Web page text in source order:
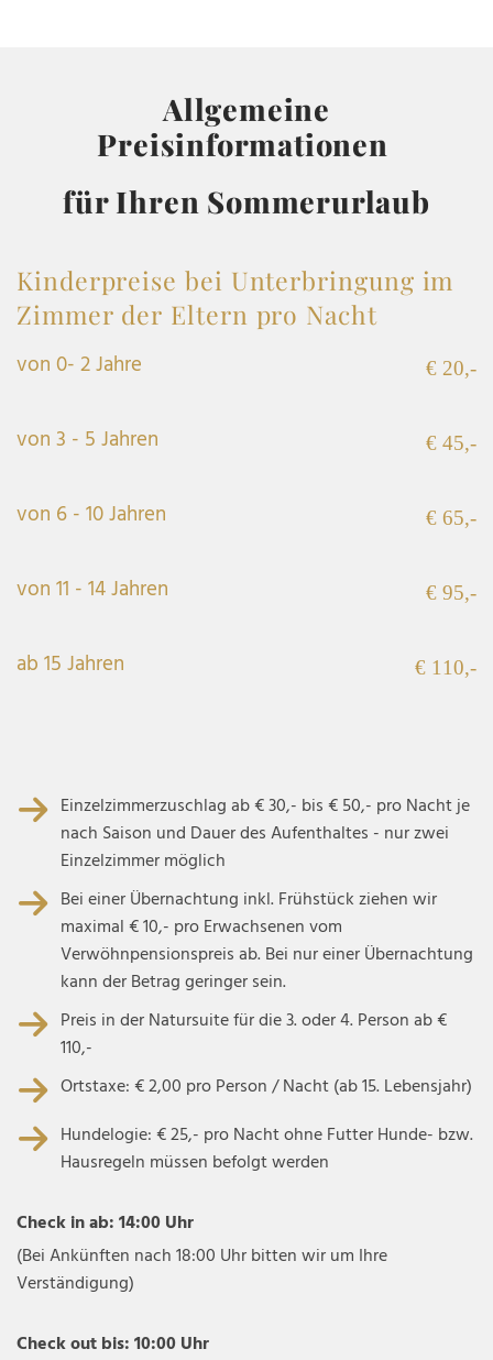
Allgemeine
Preisinformationen
für Ihren Sommerurlaub
Kinderpreise bei Unterbringung im
Zimmer der Eltern pro Nacht
von 0- 2 Jahre € 20,-
von 3 - 5 Jahren € 45,-
von 6 - 10 Jahren € 65,-
von 11 - 14 Jahren € 95,-
ab 15 Jahren € 110,-
Einzelzimmerzuschlag ab € 30,- bis € 50,- pro Nacht je
nach Saison und Dauer des Aufenthaltes - nur zwei
Einzelzimmer möglich
Bei einer Übernachtung inkl. Frühstück ziehen wir
maximal € 10,- pro Erwachsenen vom
Verwöhnpensionspreis ab. Bei nur einer Übernachtung
kann der Betrag geringer sein.
Preis in der Natursuite für die 3. oder 4. Person ab €
110,-
Ortstaxe: € 2,00 pro Person / Nacht (ab 15. Lebensjahr)
Hundelogie: € 25,- pro Nacht ohne Futter Hunde- bzw.
Hausregeln müssen befolgt werden
Check in ab: 14:00 Uhr
(Bei Ankünften nach 18:00 Uhr bitten wir um Ihre
Verständigung)
Check out bis: 10:00 Uhr